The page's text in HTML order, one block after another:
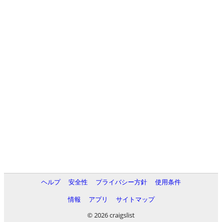
ヘルプ 安全性 プライバシー方針
使用条件
情報
アプリ
サイトマップ
© 2026 craigslist